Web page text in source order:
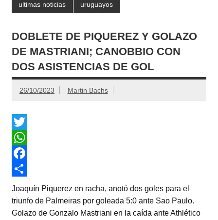
ultimas noticias uruguayos
DOBLETE DE PIQUEREZ Y GOLAZO
DE MASTRIANI; CANOBBIO CON
DOS ASISTENCIAS DE GOL
26/10/2023 Martin Bachs
T
w
t
t
e
W
h
a
t
s
F
a
c
e
C
o
m
Joaquín Piquerez en racha, anotó dos goles para el
triunfo de Palmeiras por goleada 5:0 ante Sao Paulo.
Golazo de Gonzalo Mastriani en la caída ante Athlético